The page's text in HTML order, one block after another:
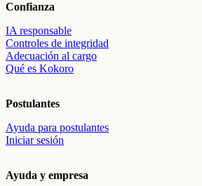
Confianza
IA responsable
Controles de integridad
Adecuación al cargo
Qué es Kokoro
Postulantes
Ayuda para postulantes
Iniciar sesión
Ayuda y empresa